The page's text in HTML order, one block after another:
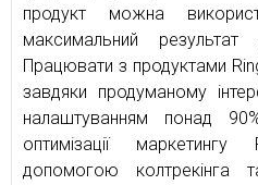
продукт можна
максимальний
Працювати з продуктами
завдяки продуманому
налаштуванням понад
оптимізації
допомогою колтрекінга